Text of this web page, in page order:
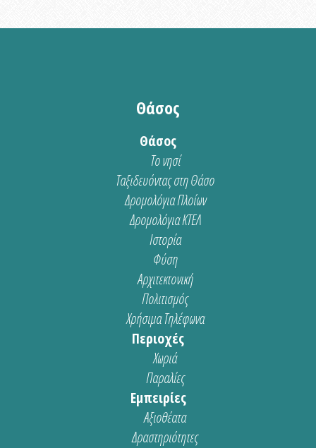
Θάσος
Θάσος
Το νησί
Ταξιδευόντας στη Θάσο
Δρομολόγια Πλοίων
Δρομολόγια ΚΤΕΛ
Ιστορία
Φύση
Αρχιτεκτονική
Πολιτισμός
Χρήσιμα Τηλέφωνα
Περιοχές
Χωριά
Παραλίες
Εμπειρίες
Αξιοθέατα
Δραστηριότητες